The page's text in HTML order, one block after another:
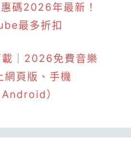
碼2026年最新！
最多折扣
｜2026免費音樂
網頁版、手機
）